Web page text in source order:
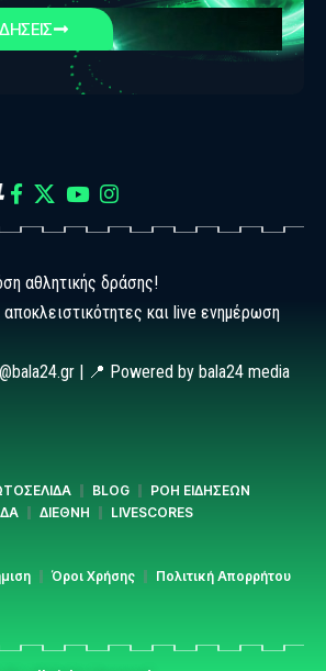
αθλητικής δράσης!
και live ενημέρωση
| 📍 Powered by bala24 media
BLOG
ΡΟΗ ΕΙΔΗΣΕΩΝ
ΔΙΕΘΝΗ LIVESCORES
Όροι Χρήσης
Πολιτική Απορρήτου